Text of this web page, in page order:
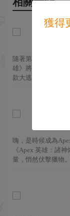
隨著第30賽季的上
雄》將於2026年8
款大逃殺遊戲將不
嗨，是時候成為
《Apex 英雄：諸
量，悄然伏擊獵物
獲得